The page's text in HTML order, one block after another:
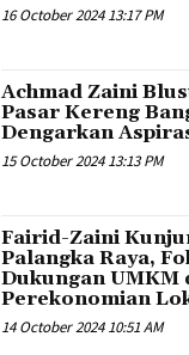
16 October 2024 13:17 PM
Achmad Zaini
Pasar Kereng
Dengarkan
15 October 2024 13:13 PM
Fairid-Zaini
Palangka Raya,
Dukungan UMKM
Perekonomian
14 October 2024 10:51 AM